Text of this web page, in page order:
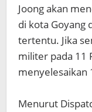
Joong akan
di kota Goyang
tertentu. Jika
militer pada 11
menyelesaikan
Menurut